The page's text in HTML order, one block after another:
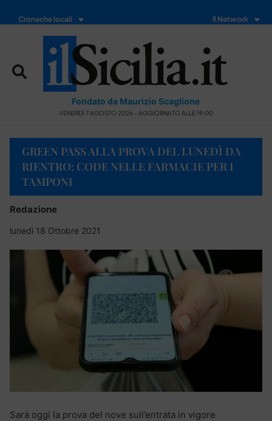
Cronache locali Il Network
Fondato da Maurizio Scaglione
VENERDÌ 7 AGOSTO 2026 - AGGIORNATO ALLE 19:00
GREEN PASS ALLA PROVA DEL LUNEDÌ DA
RIENTRO: CODE NELLE FARMACIE PER I
TAMPONI
Redazione
lunedì 18 Ottobre 2021
Sarà oggi la prova del nove sull’entrata in vigore